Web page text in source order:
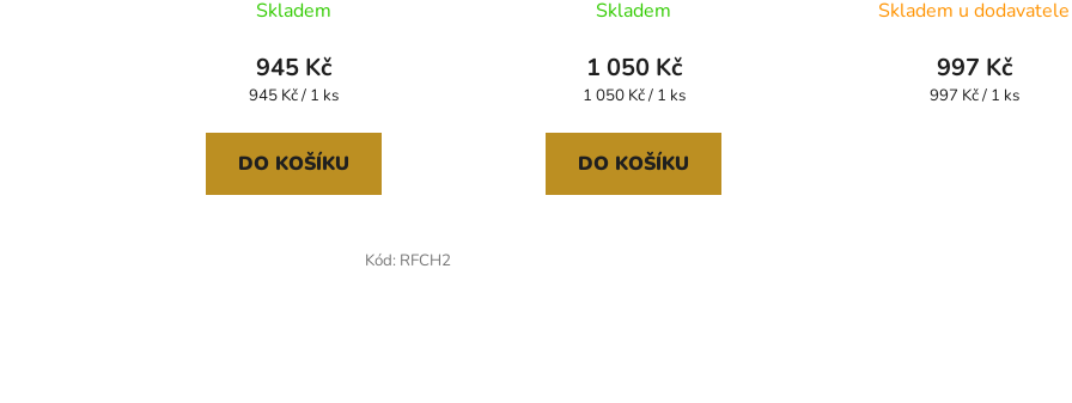
hodnocení
produktu
je
z
Skladem
945 Kč
Měrná
945 Kč / 1 ks
DO KOŠÍKU
Skladem
1 050 Kč
Měrná
1 050 Kč / 1 ks
DO KOŠÍKU
Skladem u dodavatele
997 Kč
Měrná
997 Kč / 1 ks
Kód: RFCH2